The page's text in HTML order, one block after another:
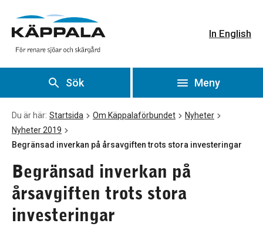
In English
Sök Meny
Du är här: Startsida Om Käppalaförbundet
Nyheter
Nyheter 2019
Begränsad inverkan på årsavgiften trots stora investeringar
Begränsad inverkan på
årsavgiften trots stora
investeringar